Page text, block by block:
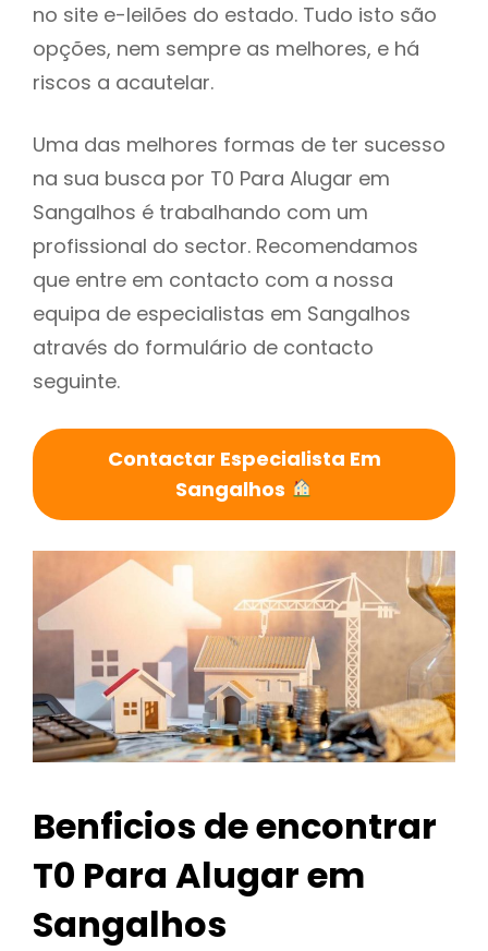
no site e-leilões do estado. Tudo isto são
opções, nem sempre as melhores, e há
riscos a acautelar.
Uma das melhores formas de ter sucesso
na sua busca por T0 Para Alugar em
Sangalhos é trabalhando com um
profissional do sector. Recomendamos
que entre em contacto com a nossa
equipa de especialistas em Sangalhos
através do formulário de contacto
seguinte.
Contactar Especialista Em
Sangalhos
Benficios de encontrar
T0 Para Alugar em
Sangalhos